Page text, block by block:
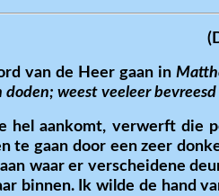
van de Heer gaan in
weest veeleer
hel aankomt, verwerft die
te gaan door een zeer
waar er verscheidene
binnen. Ik wilde de hand